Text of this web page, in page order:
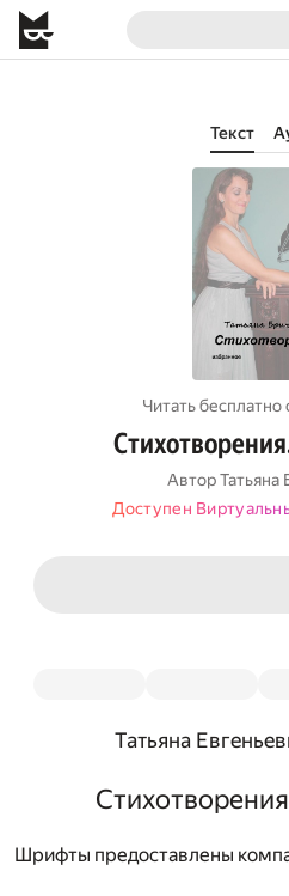
Текст
Читать бесплатно
АвторТатьяна
Доступен
Татьяна
Шрифты предоставлены